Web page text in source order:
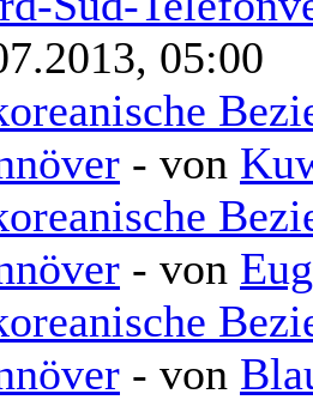
05:00
- von
- von
- von